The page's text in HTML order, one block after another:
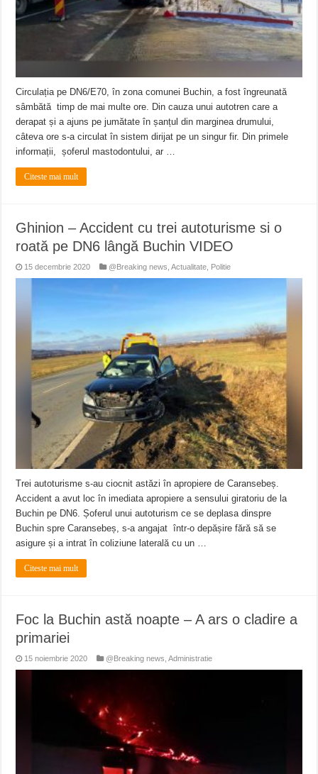
Circulația pe DN6/E70, în zona comunei Buchin, a fost îngreunată
sâmbătă timp de mai multe ore. Din cauza unui autotren care a
derapat și a ajuns pe jumătate în șanțul din marginea drumului,
câteva ore s-a circulat în sistem dirijat pe un singur fir. Din primele
informații, șoferul mastodontului, ar …
Citeste mai mult
Ghinion – Accident cu trei autoturisme si o
roată pe DN6 lângă Buchin VIDEO
15 decembrie 2020 @Breaking news ,Actualitate Politie
Trei autoturisme s-au ciocnit astăzi în apropiere de Caransebeș.
Accident a avut loc în imediata apropiere a sensului giratoriu de la
Buchin pe DN6. Șoferul unui autoturism ce se deplasa dinspre
Buchin spre Caransebeș, s-a angajat într-o depășire fără să se
asigure și a intrat în coliziune laterală cu un …
Citeste mai mult
Foc la Buchin astă noapte – A ars o cladire a
primariei
15 noiembrie 2020 @Breaking news ,Administratie